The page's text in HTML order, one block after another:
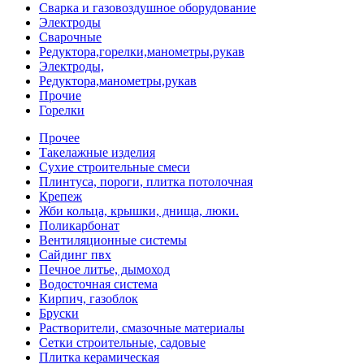
Сварка и газовоздушное оборудование
Электроды
Сварочные
Редуктора,горелки,манометры,рукав
Электроды,
Редуктора,манометры,рукав
Прочие
Горелки
Прочее
Такелажные изделия
Сухие строительные смеси
Плинтуса, пороги, плитка потолочная
Крепеж
Жби кольца, крышки, днища, люки.
Поликарбонат
Вентиляционные системы
Сайдинг пвх
Печное литье, дымоход
Водосточная система
Кирпич, газоблок
Бруски
Растворители, смазочные материалы
Сетки строительные, садовые
Плитка керамическая